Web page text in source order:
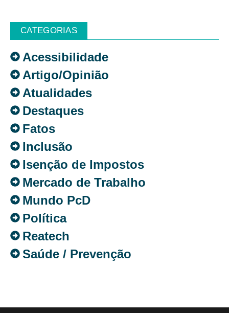
CATEGORIAS
Acessibilidade
Artigo/Opinião
Atualidades
Destaques
Fatos
Inclusão
Isenção de Impostos
Mercado de Trabalho
Mundo PcD
Política
Reatech
Saúde / Prevenção